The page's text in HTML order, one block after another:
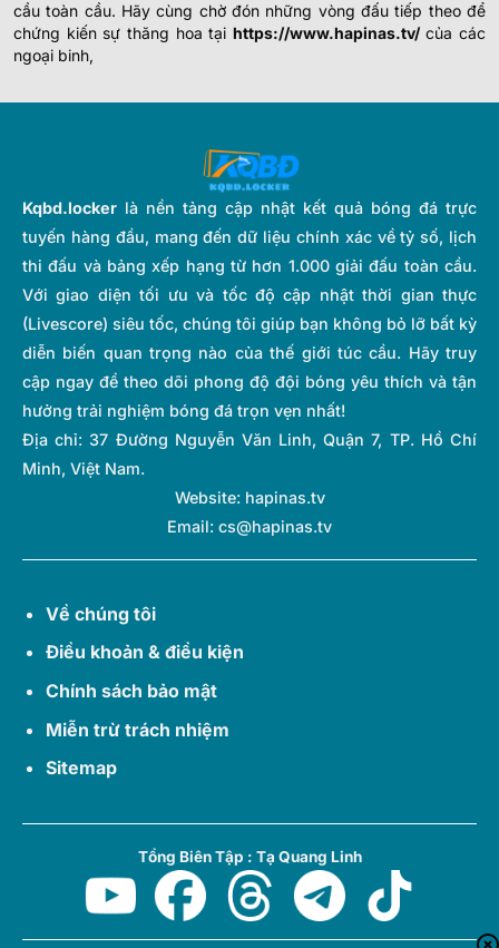
cầu toàn cầu. Hãy cùng chờ đón những vòng đấu tiếp theo để
chứng kiến sự thăng hoa tại https://www.hapinas.tv/của các
ngoại binh,
Kqbd.locker là nền tảng cập nhật kết quả bóng đá trực
tuyến hàng đầu, mang đến dữ liệu chính xác về tỷ số, lịch
thi đấu và bảng xếp hạng từ hơn 1.000 giải đấu toàn cầu.
Với giao diện tối ưu và tốc độ cập nhật thời gian thực
(Livescore) siêu tốc, chúng tôi giúp bạn không bỏ lỡ bất kỳ
diễn biến quan trọng nào của thế giới túc cầu. Hãy truy
cập ngay để theo dõi phong độ đội bóng yêu thích và tận
hưởng trải nghiệm bóng đá trọn vẹn nhất!
Địa chỉ: 37 Đường Nguyễn Văn Linh, Quận 7, TP. Hồ Chí
Minh, Việt Nam.
Website: hapinas.tv
Email: cs@hapinas.tv
Về chúng tôi
Điều khoản & điều kiện
Chính sách bảo mật
Miễn trừ trách nhiệm
Sitemap
Tổng Biên Tập : Tạ Quang Linh